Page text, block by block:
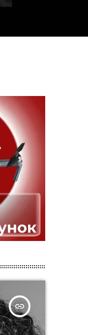
insert_link